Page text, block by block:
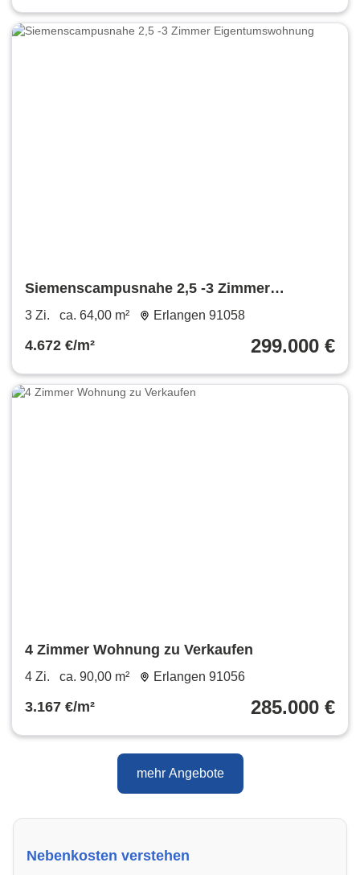
Siemenscampusnahe 2,5 -3 Zimmer
Eigentumswohnung
3 Zi. ca. 64,00 m² Erlangen 91058
4.672 €/m² 299.000 €
4 Zimmer Wohnung zu Verkaufen
4 Zi. ca. 90,00 m² Erlangen 91056
3.167 €/m² 285.000 €
mehr Angebote
Nebenkosten verstehen